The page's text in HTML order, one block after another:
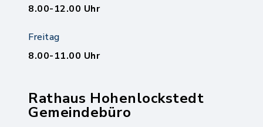
8.00-12.00 Uhr
Freitag
8.00-11.00 Uhr
Rathaus Hohenlockstedt
Gemeindebüro